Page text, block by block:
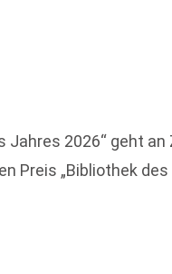
2026“ geht
„Bibliothek